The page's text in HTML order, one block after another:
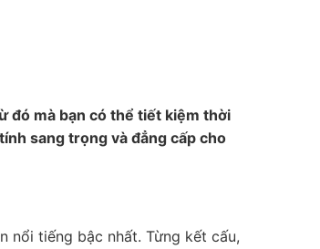
đó mà bạn có thể tiết kiệm thời
sang trọng và đẳng cấp cho
nổi tiếng bậc nhất. Từng kết cấu,